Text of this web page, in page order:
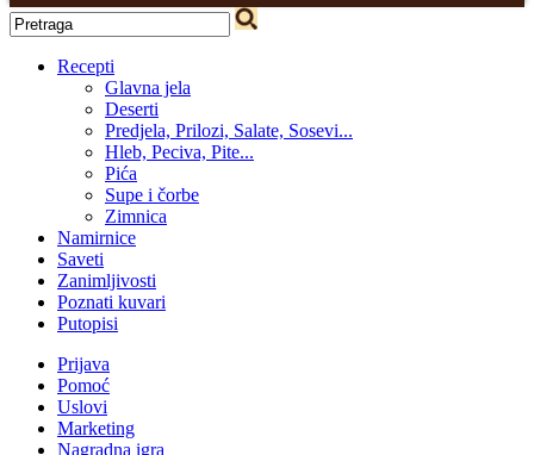
Recepti
Glavna jela
Deserti
Predjela, Prilozi, Salate, Sosevi...
Hleb, Peciva, Pite...
Pića
Supe i čorbe
Zimnica
Namirnice
Saveti
Zanimljivosti
Poznati kuvari
Putopisi
Prijava
Pomoć
Uslovi
Marketing
Nagradna igra